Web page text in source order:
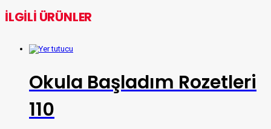
İLGILI ÜRÜNLER
Okula Başladım Rozetleri
110